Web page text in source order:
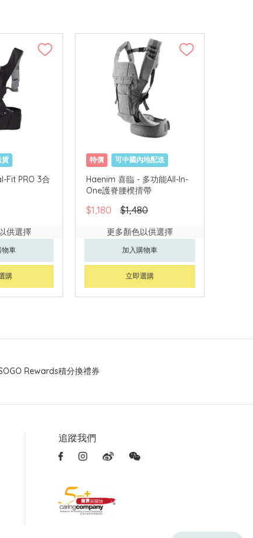
貨
Fit PRO 3合
供選擇
物車
購
特價 可中國內地配送
Haenim 喜臨 - 多功能All-In-
One護脊腰櫈揹帶
$1,180 $1,480
更多顏色以供選擇
加入購物車
立即選購
Rewards積分換禮券
追蹤我們